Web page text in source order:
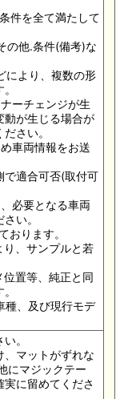
件を全て満たして
の他.条件(備考)な
により、複数の形
ーチェンジが生
動が生じる場合が
さい。
車両情報をお送
で適合可否(取付可
必要となる車両
い。
おります。
、サンプルと若
置等、純正と同
種、及び現行モデ
。
、マットがずれな
にマジックテー
に留めてくださ